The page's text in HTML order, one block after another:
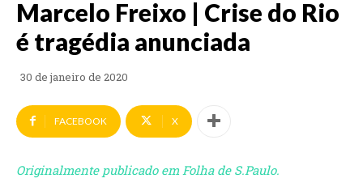
Marcelo Freixo | Crise do Rio
é tragédia anunciada
30 de janeiro de 2020
FACEBOOK X
Originalmente publicado em Folha de S.Paulo.